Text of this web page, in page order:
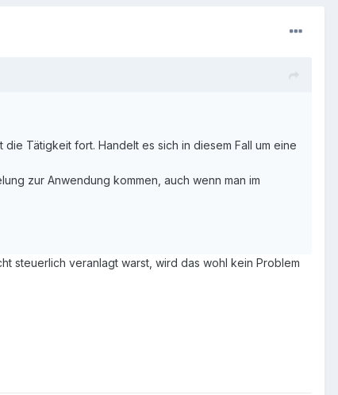
Tätigkeit fort. Handelt es sich in diesem Fall um eine
zur Anwendung kommen, auch wenn man im
steuerlich veranlagt warst, wird das wohl kein Problem